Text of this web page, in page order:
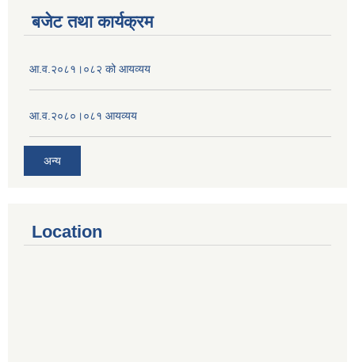
बजेट तथा कार्यक्रम
आ.व.२०८१।०८२ को आयव्यय
आ.व.२०८०।०८१ आयव्यय
अन्य
Location